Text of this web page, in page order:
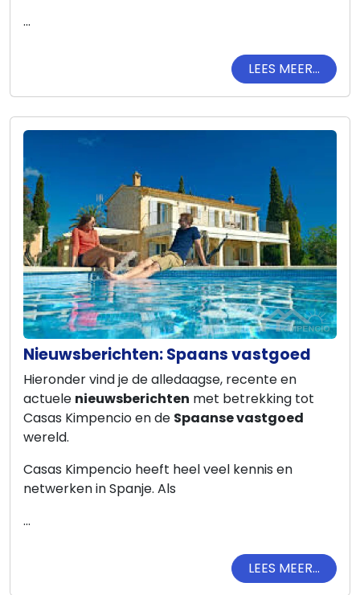
...
LEES MEER...
Nieuwsberichten: Spaans vastgoed
Hieronder vind je de alledaagse, recente en
actuele nieuwsberichten met betrekking tot
Casas Kimpencio en de Spaanse vastgoed
wereld.
Casas Kimpencio heeft heel veel kennis en
netwerken in Spanje. Als
...
LEES MEER...